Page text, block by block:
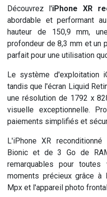
Découvrez l'iPhone XR
abordable et performant
hauteur de 150,9 mm,
profondeur de 8,3 mm et un
parfait pour une utilisation
Le système d'exploitation
tandis que l'écran Liquid
une résolution de 1792 x
visuelle exceptionnelle.
paiements simplifiés et
L'iPhone XR
Bionic et de 3 Go de
remarquables pour
moments précieux grâce à
Mpx et l'appareil photo